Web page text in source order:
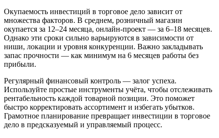
Окупаемость инвестиций в торговое дело зависит от
множества факторов. В среднем, розничный магазин
окупается за 12–24 месяца, онлайн-проект — за 6–18 месяцев.
Однако эти сроки сильно варьируются в зависимости от
ниши, локации и уровня конкуренции. Важно закладывать
запас прочности — как минимум на 6 месяцев работы без
прибыли.
Регулярный финансовый контроль — залог успеха.
Используйте простые инструменты учёта, чтобы отслеживать
рентабельность каждой товарной позиции. Это поможет
быстро корректировать ассортимент и избегать убытков.
Грамотное планирование превращает инвестиции в торговое
дело в предсказуемый и управляемый процесс.